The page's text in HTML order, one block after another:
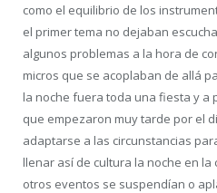
como el equilibrio de los
el primer tema no dejaban
algunos problemas a la hora de
micros que se acoplaban de allá
la noche fuera toda una fiesta y a
que empezaron muy tarde por el
adaptarse a las circunstancias
llenar así de cultura la noche en la
otros eventos se suspendían o